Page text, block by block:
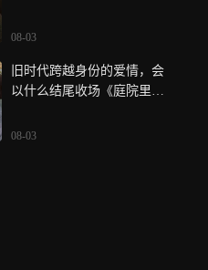
08-03
旧时代跨越身份的爱情，会
以什么结尾收场《庭院里的
08-03